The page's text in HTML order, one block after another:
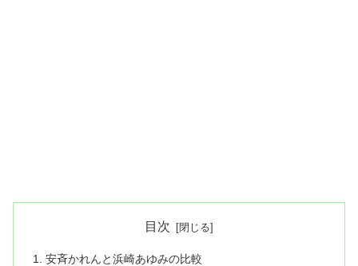
目次
安斉かれんと浜崎あゆみの比較